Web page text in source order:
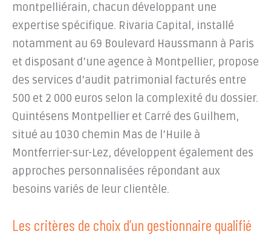
montpelliérain, chacun développant une
expertise spécifique. Rivaria Capital, installé
notamment au 69 Boulevard Haussmann à Paris
et disposant d’une agence à Montpellier, propose
des services d’audit patrimonial facturés entre
500 et 2 000 euros selon la complexité du dossier.
Quintésens Montpellier et Carré des Guilhem,
situé au 1030 chemin Mas de l’Huile à
Montferrier-sur-Lez, développent également des
approches personnalisées répondant aux
besoins variés de leur clientèle.
Les critères de choix d’un gestionnaire qualifié